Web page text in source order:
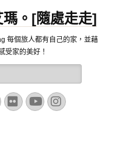
。[隨處走走]
每個旅人都有自己的家，並藉
受家的美好！
FlickrYouTube
Instagram